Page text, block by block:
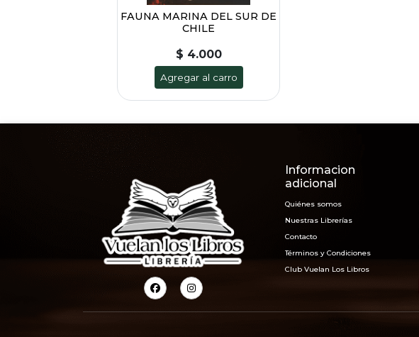
FAUNA MARINA DEL SUR DE
CHILE
$ 4.000
Agregar al carro
Informacion
adicional
Quiénes somos
Nuestras Librerías
Contacto
Términos y Condiciones
Club Vuelan Los Libros